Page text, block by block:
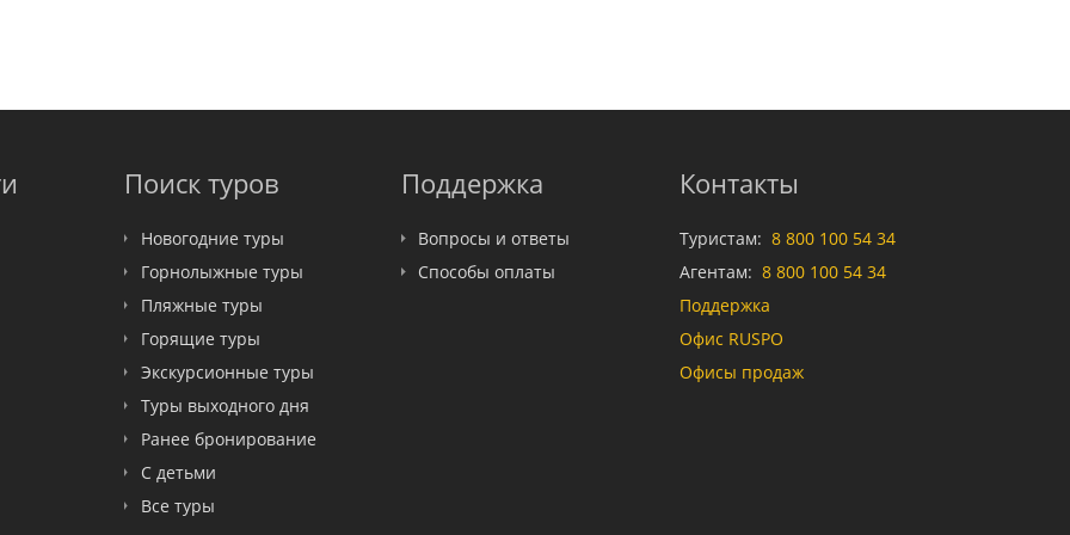
Поиск туров
Новогодние туры
Горнолыжные туры
Пляжные туры
Горящие туры
Экскурсионные туры
Туры выходного дня
Ранее бронирование
С детьми
Все туры
Поддержка
Вопросы и ответы
Способы оплаты
Контакты
Туристам: 8 800 100 54 34
Агентам: 8 800 100 54 34
Поддержка
Офис RUSPO
Офисы продаж